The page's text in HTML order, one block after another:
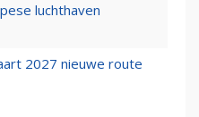
luchthaven
2027 nieuwe route